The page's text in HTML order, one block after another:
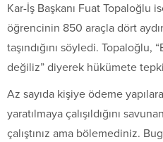
Kar-İş Başkanı Fuat Topaloğlu
öğrencinin 850 araçla dört
taşındığını söyledi. Topaloğlu,
değiliz” diyerek hükümete
Az sayıda kişiye ödeme
yaratılmaya çalışıldığını
çalıştınız ama bölemediniz.